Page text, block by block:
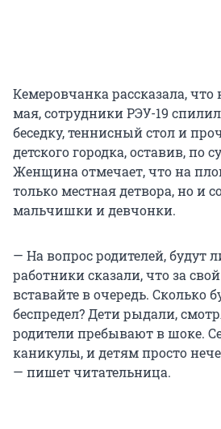
Кемеровчанка рассказала, что
мая, сотрудники РЭУ-19
беседку, теннисный стол и
детского городка, оставив, по
Женщина отмечает, что на
только местная детвора, но и
мальчишки и девчонки.
— На вопрос родителей, будут
работники сказали, что за
вставайте в очередь. Сколько
беспредел? Дети рыдали,
родители пребывают в шоке.
каникулы, и детям просто
— пишет читательница.